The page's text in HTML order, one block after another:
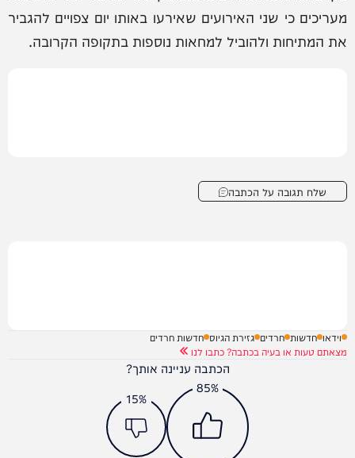
מעריכים כי שני האירועים שאירעו באותו יום צפויים להגביר
את המתיחות ולהוביל למחאות נוספות בתקופה הקרובה.
שלח תגובה על הכתבה
וידאו חדשות חרדים גזירת הגיוס חדשות חרדים
מצאתם טעות או בעיה בכתבה? כתבו לנו
הכתבה עניינה אותך?
85%
15%